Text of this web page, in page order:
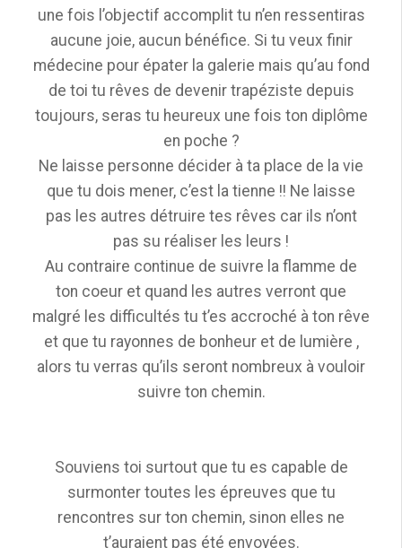
une fois l’objectif accomplit tu n’en ressentiras
aucune joie, aucun bénéfice. Si tu veux finir
médecine pour épater la galerie mais qu’au fond
de toi tu rêves de devenir trapéziste depuis
toujours, seras tu heureux une fois ton diplôme
en poche ?
Ne laisse personne décider à ta place de la vie
que tu dois mener, c’est la tienne !! Ne laisse
pas les autres détruire tes rêves car ils n’ont
pas su réaliser les leurs !
Au contraire continue de suivre la flamme de
ton coeur et quand les autres verront que
malgré les difficultés tu t’es accroché à ton rêve
et que tu rayonnes de bonheur et de lumière ,
alors tu verras qu’ils seront nombreux à vouloir
suivre ton chemin.
Souviens toi surtout que tu es capable de
surmonter toutes les épreuves que tu
rencontres sur ton chemin, sinon elles ne
t’auraient pas été envoyées.